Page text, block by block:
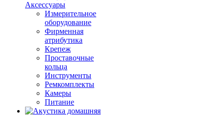
Аксессуары
Измерительное
оборудование
Фирменная
атрибутика
Крепеж
Проставочные
кольца
Инструменты
Ремкомплекты
Камеры
Питание